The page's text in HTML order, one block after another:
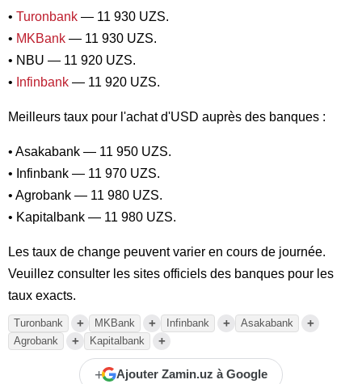
• Turonbank — 11 930 UZS.
• MKBank — 11 930 UZS.
• NBU — 11 920 UZS.
• Infinbank — 11 920 UZS.
Meilleurs taux pour l'achat d'USD auprès des banques :
• Asakabank — 11 950 UZS.
• Infinbank — 11 970 UZS.
• Agrobank — 11 980 UZS.
• Kapitalbank — 11 980 UZS.
Les taux de change peuvent varier en cours de journée.
Veuillez consulter les sites officiels des banques pour les
taux exacts.
Turonbank + MKBank + Infinbank + Asakabank +
Agrobank + Kapitalbank +
+ Ajouter Zamin.uz à Google